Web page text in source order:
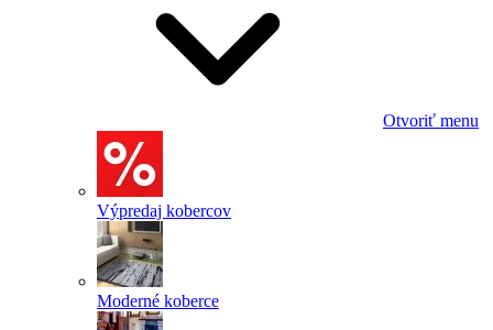
Otvoriť menu
Výpredaj kobercov
Moderné koberce